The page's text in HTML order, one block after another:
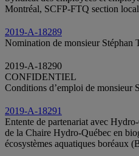
Montréal, SCFP-FTQ section
2019-A-18289
Nomination de monsieur Stéphan
2019-A-18290
CONFIDENTIEL
Conditions d’emploi de monsieur
2019-A-18291
Entente de partenariat avec
de la Chaire Hydro-Québec en
écosystèmes aquatiques boréaux